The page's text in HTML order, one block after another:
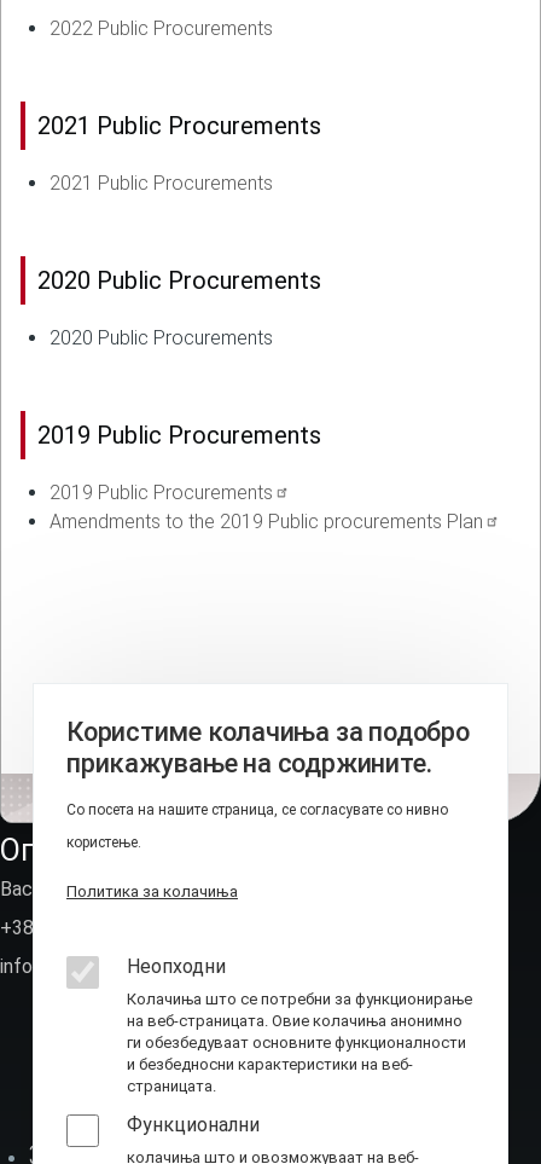
2022 Public Procurements
2021 Public Procurements
2021 Public Procurements
2020 Public Procurements
2020 Public Procurements
2019 Public Procurements
2019 Public Procurements
Amendments to the 2019 Public procurements Plan
Оперативно-техничка агенција
Васил Иљоски 6, Скопје (пош.фах 236)
+389 2 310 7582
info@ota.mk
За нас
Користиме колачиња за подобро
прикажување на содржините.
Со посета на нашите страница, се согласувате со нивно
користење.
Политика за колачиња
Неопходни
Колачиња што се потребни за функционирање
на веб-страницата. Овие колачиња анонимно
ги обезбедуваат основните функционалности
и безбедносни карактеристики на веб-
страницата.
Функционални
колачиња што и овозможуваат на веб-